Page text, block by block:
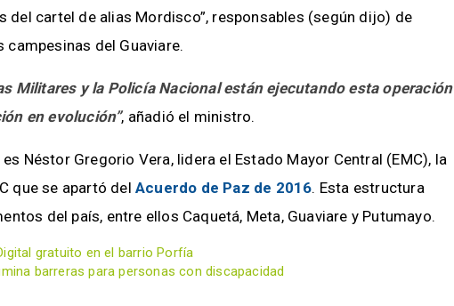
cartel de alias Mordisco”, responsables (según dijo) de
del Guaviare.
Militares y la Policía Nacional están ejecutando esta operación
en evolución”, añadió el ministro.
Néstor Gregorio Vera, lidera el Estado Mayor Central (EMC), la
que se apartó delAcuerdo de Paz de 2016. Esta estructura
del país, entre ellos Caquetá, Meta, Guaviare y Putumayo.
gratuito en el barrio Porfía
barreras para personas con discapacidad